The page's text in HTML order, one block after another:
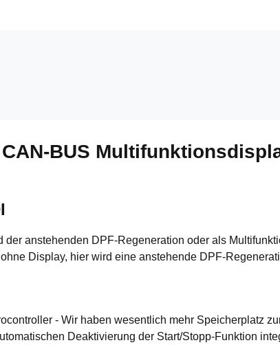
BUS
anstehenden DPF-Regeneration oder als
Display, hier wird eine anstehende DPF-
- Wir haben wesentlich mehr Speicherplatz
Deaktivierung der Start/Stopp-Funktion